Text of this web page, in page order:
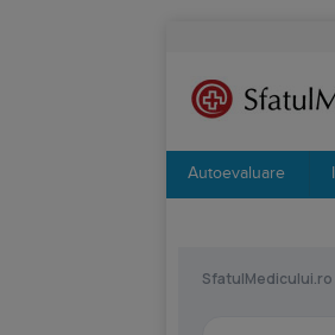
Autoevaluare
SfatulMedicului.ro